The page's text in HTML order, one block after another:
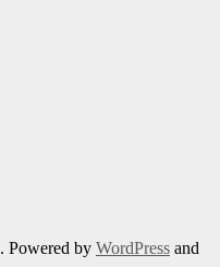
. Powered by WordPress and